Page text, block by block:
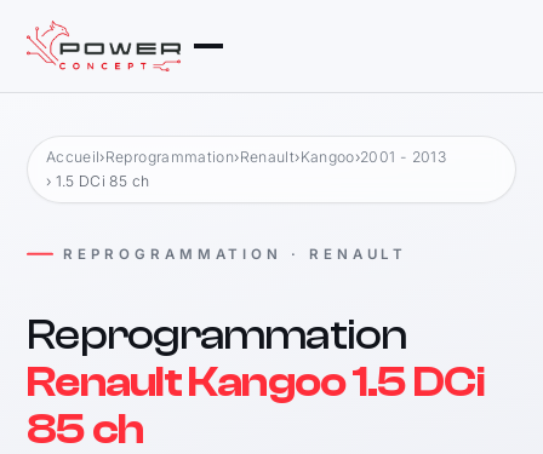
Accueil›Reprogrammation›Renault›Kangoo›2001 - 2013
› 1.5 DCi 85 ch
REPROGRAMMATION · RENAULT
Reprogrammation
Renault Kangoo 1.5 DCi
85 ch